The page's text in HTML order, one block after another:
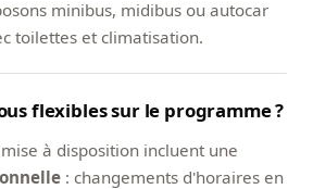
minibus, midibus ou autocar
toilettes et climatisation.
flexibles sur le programme ?
à disposition incluent une
: changements d'horaires en